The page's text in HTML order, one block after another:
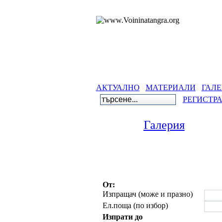
АКТУАЛНО МАТЕРИАЛИ
Галерия
От:
Изпращач (може и празно)
Ел.поща (по избор)
Изпрати до